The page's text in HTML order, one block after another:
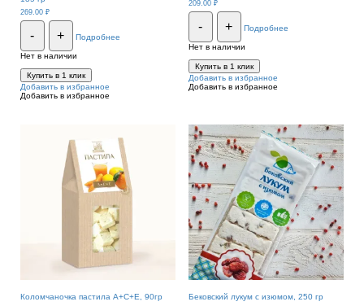
269.00 ₽
- + Подробнее
Нет в наличии
Купить в 1 клик
Добавить в избранное
Добавить в избранное
209.00 ₽
- + Подробнее
Нет в наличии
Купить в 1 клик
Добавить в избранное
Добавить в избранное
Коломчаночка пастила А+С+Е, 90гр Бековский лукум с изюмом, 250 гр